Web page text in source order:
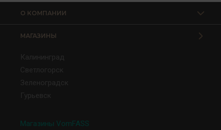
О КОМПАНИИ
МАГАЗИНЫ
Калининград
Светлогорск
Зеленоградск
Гурьевск
Магазины VomFASS